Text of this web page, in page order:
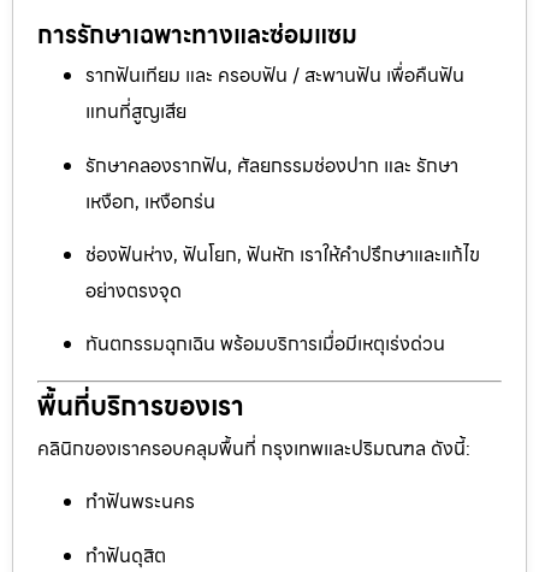
การรักษาเฉพาะทางและซ่อมแซม
รากฟันเทียม และ ครอบฟัน / สะพานฟัน เพื่อคืนฟัน
แทนที่สูญเสีย
รักษาคลองรากฟัน, ศัลยกรรมช่องปาก และ รักษา
เหงือก, เหงือกร่น
ช่องฟันห่าง, ฟันโยก, ฟันหัก เราให้คำปรึกษาและแก้ไข
อย่างตรงจุด
ทันตกรรมฉุกเฉิน พร้อมบริการเมื่อมีเหตุเร่งด่วน
พื้นที่บริการของเรา
คลินิกของเราครอบคลุมพื้นที่ กรุงเทพและปริมณฑล ดังนี้:
ทำฟันพระนคร
ทำฟันดุสิต